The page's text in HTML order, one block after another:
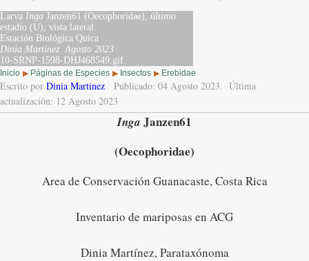
Larva Inga Janzen61 (Oecophoridae), último
estadío (U), vista lateral.
Estación Biológica Quica
Dinia Martinez. Agosto 2023
10-SRNP-1598-DHJ468549.gif.
Inicio ▶ Páginas de Especies ▶ Insectos ▶ Erebidae
Escrito por Dinia Martinez Publicado: 04 Agosto 2023. Última
actualización: 12 Agosto 2023
Inga Janzen61
(Oecophoridae)
Area de Conservación Guanacaste, Costa Rica
Inventario de mariposas en ACG
Dinia Martínez, Parataxónoma